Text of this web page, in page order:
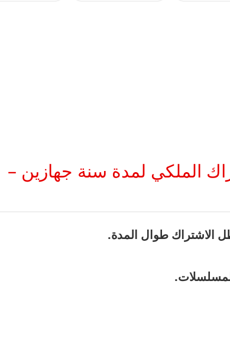
الملكي لمدة سنة جهازين –
الاشتراك طوال المدة.